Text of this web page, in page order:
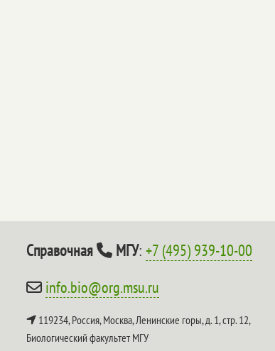
Справочная МГУ:+7 (495) 939-10-00
info.bio@org.msu.ru
119234, Россия, Москва, Ленинские горы, д. 1, стр. 12,
Биологический факультет МГУ